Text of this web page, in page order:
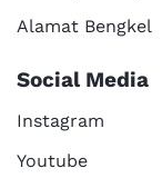
Alamat Bengkel
Social Media
Instagram
Youtube